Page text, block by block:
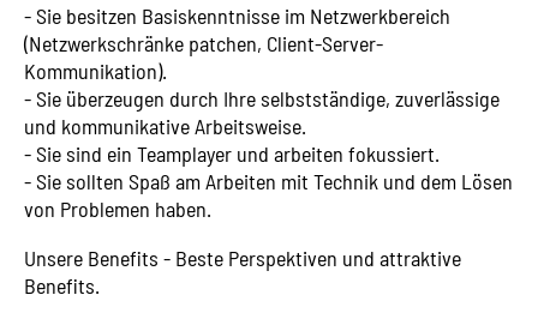
- Sie besitzen Basiskenntnisse im Netzwerkbereich
(Netzwerkschränke patchen, Client-Server-
Kommunikation).
- Sie überzeugen durch Ihre selbstständige, zuverlässige
und kommunikative Arbeitsweise.
- Sie sind ein Teamplayer und arbeiten fokussiert.
- Sie sollten Spaß am Arbeiten mit Technik und dem Lösen
von Problemen haben.
Unsere Benefits - Beste Perspektiven und attraktive
Benefits.